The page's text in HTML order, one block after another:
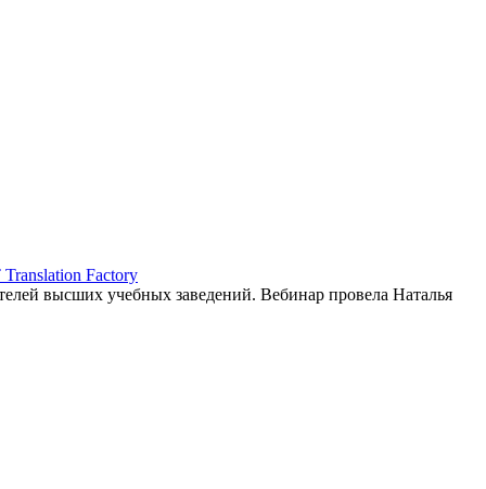
Factory
высших учебных заведений. Вебинар провела Наталья